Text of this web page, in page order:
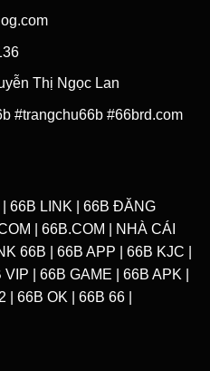
Thị Ngọc Lan
#trangchu66b #66brd.com
| 66B LINK | 66B ĐĂNG
| 66B.COM | NHÀ CÁI
66B | 66B APP | 66B KJC |
| 66B GAME | 66B APK |
66B OK | 66B 66 |